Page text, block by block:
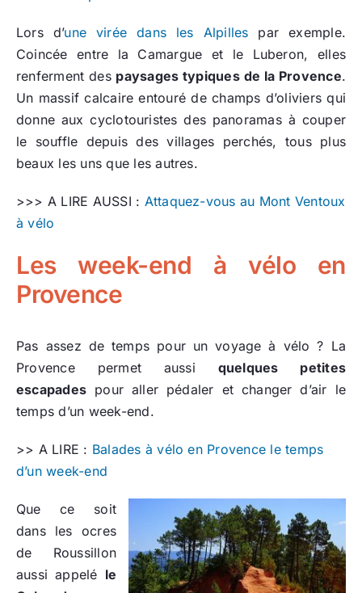
Lors d’une virée dans les Alpilles par exemple.
Coincée entre la Camargue et le Luberon, elles
renferment des paysages typiques de la Provence.
Un massif calcaire entouré de champs d’oliviers qui
donne aux cyclotouristes des panoramas à couper
le souffle depuis des villages perchés, tous plus
beaux les uns que les autres.
>>> A LIRE AUSSI : Attaquez-vous au Mont Ventoux
à vélo
Les week-end à vélo en
Provence
Pas assez de temps pour un voyage à vélo ? La
Provence permet aussi quelques petites
escapades pour aller pédaler et changer d’air le
temps d’un week-end.
>> A LIRE : Balades à vélo en Provence le temps
d’un week-end
Que ce soit
dans les ocres
de Roussillon
aussi appelé le